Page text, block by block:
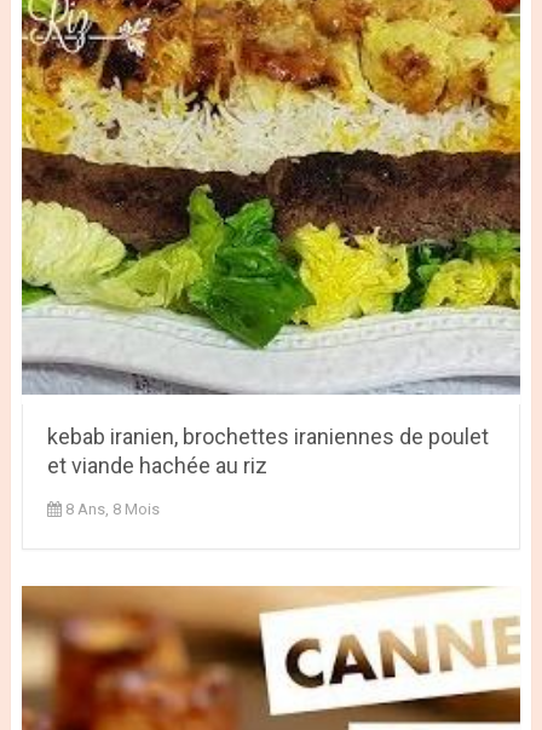
kebab iranien, brochettes iraniennes de poulet
et viande hachée au riz
8 Ans, 8 Mois